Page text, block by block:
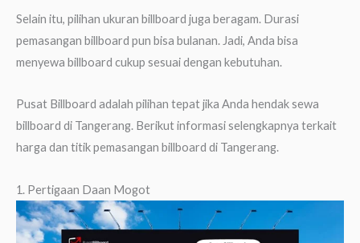
Selain itu, pilihan ukuran billboard juga beragam. Durasi
pemasangan billboard pun bisa bulanan. Jadi, Anda bisa
menyewa billboard cukup sesuai dengan kebutuhan.
Pusat Billboard adalah pilihan tepat jika Anda hendak sewa
billboard di Tangerang. Berikut informasi selengkapnya terkait
harga dan titik pemasangan billboard di Tangerang.
1. Pertigaan Daan Mogot